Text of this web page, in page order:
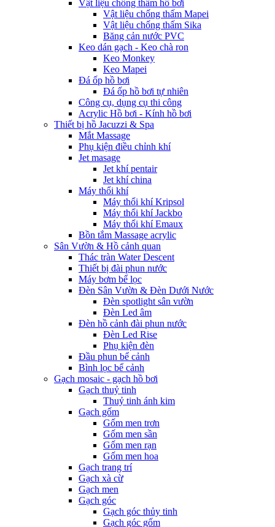
Vật liệu chống thấm hồ bơi
Vật liệu chống thấm Mapei
Vật liệu chống thấm Sika
Băng cản nước PVC
Keo dán gạch - Keo chà ron
Keo Monkey
Keo Mapei
Đá ốp hồ bơi
Đá ốp hồ bơi tự nhiên
Công cụ, dụng cụ thi công
Acrylic Hồ bơi - Kính hồ bơi
Thiết bị hồ Jacuzzi & Spa
Mắt Massage
Phụ kiện điều chỉnh khí
Jet masage
Jet khí pentair
Jet khí china
Máy thổi khí
Máy thổi khí Kripsol
Máy thổi khí Jackbo
Máy thổi khí Emaux
Bồn tắm Massage acrylic
Sân Vườn & Hồ cảnh quan
Thác tràn Water Descent
Thiết bị đài phun nước
Máy bơm bể lọc
Đèn Sân Vườn & Đèn Dưới Nước
Đèn spotlight sân vườn
Đèn Led âm
Đèn hồ cảnh đài phun nước
Đèn Led Rise
Phụ kiện đèn
Đầu phun bể cảnh
Bình lọc bể cảnh
Gạch mosaic - gạch hồ bơi
Gạch thuỷ tinh
Thuỷ tinh ánh kim
Gạch gốm
Gốm men trơn
Gốm men sần
Gốm men rạn
Gốm men hoa
Gạch trang trí
Gạch xà cừ
Gạch men
Gạch góc
Gạch góc thủy tinh
Gạch góc gốm